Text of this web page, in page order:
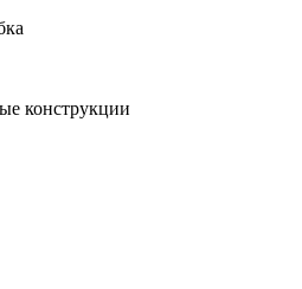
конструкции